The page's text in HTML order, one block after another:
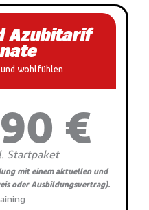
Azubitarif
wohlfühlen
€
Startpaket
mit einem aktuellen und
oder Ausbildungsvertrag).